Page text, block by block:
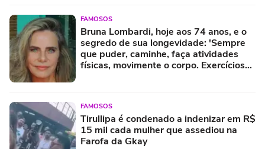
FAMOSOS
Bruna Lombardi, hoje aos 74 anos, e o
segredo de sua longevidade: 'Sempre
que puder, caminhe, faça atividades
físicas, movimente o corpo. Exercícios
FAMOSOS
Tirullipa é condenado a indenizar em R$
15 mil cada mulher que assediou na
Farofa da Gkay